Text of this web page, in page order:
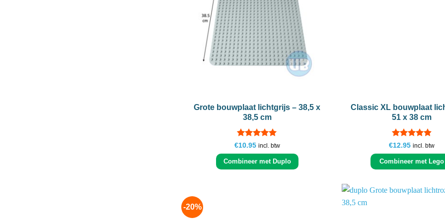
Grote bouwplaat lichtgrijs – 38,5 x
38,5 cm
Gewaardeerd
5uit 5
€10.95 incl. btw
Combineer met Duplo
Classic XL bouwplaat
51 x 38 cm
Gewaardeerd
4.83uit 5
€12.95 incl. btw
Combineer met Lego
-20%